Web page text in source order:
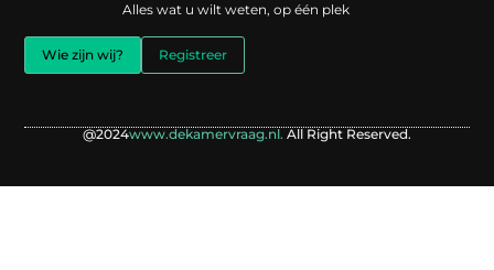
Alles wat u wilt weten, op één plek
Wie zijn wij? Registreer
@2024www.dekamervraag.nl. All Right Reserved.